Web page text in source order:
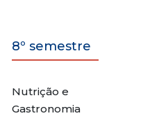
8º semestre
Nutrição e
Gastronomia